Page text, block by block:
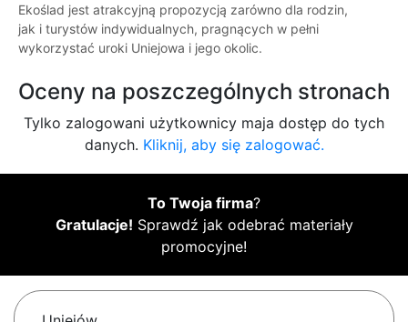
Ekoślad jest atrakcyjną propozycją zarówno dla rodzin,
jak i turystów indywidualnych, pragnących w pełni
wykorzystać uroki Uniejowa i jego okolic.
Oceny na poszczególnych stronach
Tylko zalogowani użytkownicy maja dostęp do tych
danych. Kliknij, aby się zalogować.
To Twoja firma?
Gratulacje! Sprawdź jak odebrać materiały
promocyjne!